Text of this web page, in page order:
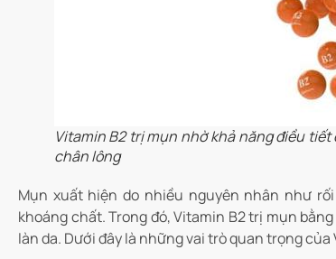
Vitamin B2 trị mụn nhờ khả năng điều
chân lông
Mụn xuất hiện do nhiều nguyên nhân như
khoáng chất. Trong đó, Vitamin B2 trị mụn
làn da. Dưới đây là những vai trò quan trọng